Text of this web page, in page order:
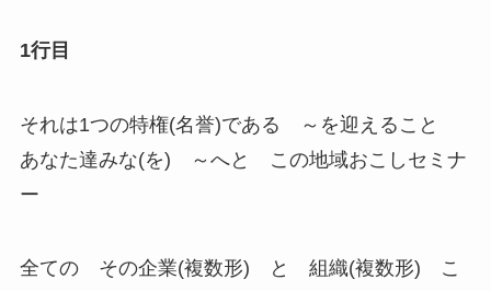
1行目
それは1つの特権(名誉)である ～を迎えること
あなた達みな(を) ～へと この地域おこしセミナ
ー
全ての その企業(複数形) と 組織(複数形) こ